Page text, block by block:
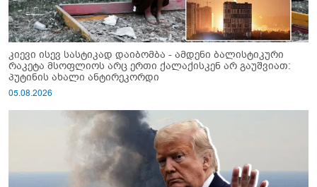
კიევი ისევ სასტიკად დაიბომბა - ამდენი ბალისტიკური
რაკეტა მსოფლიოს არც ერთი ქალაქისკენ არ გაუშვიათ:
პუტინის ახალი ანტირეკორდი
05.08.2026